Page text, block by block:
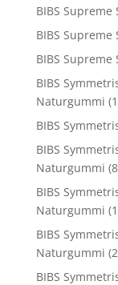
BIBS
BIBS Supreme
BIBS
BIBS
Naturgummi
BIBS
BIBS
Naturgummi
BIBS
Naturgummi
BIBS
Naturgummi
BIBS